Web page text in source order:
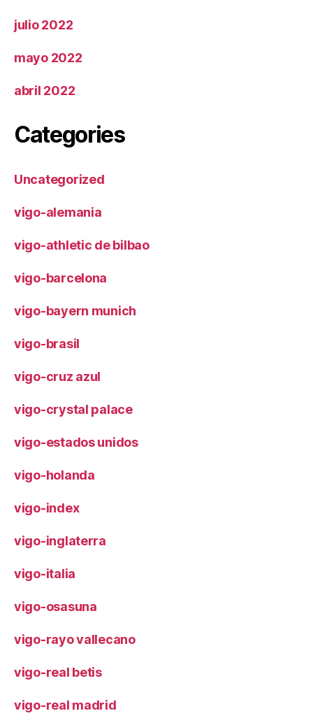
julio 2022
mayo 2022
abril 2022
Categories
Uncategorized
vigo-alemania
vigo-athletic de bilbao
vigo-barcelona
vigo-bayern munich
vigo-brasil
vigo-cruz azul
vigo-crystal palace
vigo-estados unidos
vigo-holanda
vigo-index
vigo-inglaterra
vigo-italia
vigo-osasuna
vigo-rayo vallecano
vigo-real betis
vigo-real madrid